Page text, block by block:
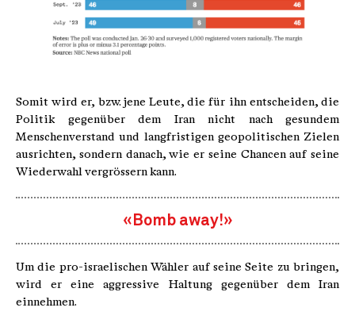
Somit wird er, bzw. jene Leute, die für ihn entscheiden, die
Politik gegenüber dem Iran nicht nach gesundem
Menschenverstand und langfristigen geopolitischen Zielen
ausrichten, sondern danach, wie er seine Chancen auf seine
Wiederwahl vergrössern kann.
«Bomb away!»
Um die pro-israelischen Wähler auf seine Seite zu bringen,
wird er eine aggressive Haltung gegenüber dem Iran
einnehmen.